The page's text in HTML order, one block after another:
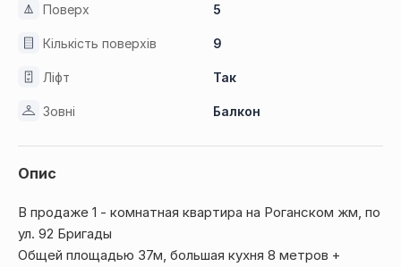
Поверх 5
Кількість поверхів 9
Ліфт Так
Зовні Балкон
Опис
В продаже 1 - комнатная квартира на Роганском жм, по
ул. 92 Бригады
Общей площадью 37м, большая кухня 8 метров +